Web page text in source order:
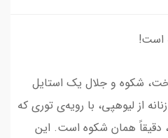
است!
شکوه و جلال یک استایل
زنانه از لیوهپی، با رویه‌ی توری که
همان شکوه است. این